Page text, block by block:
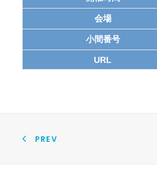
会場
小間番号
URL
PREV